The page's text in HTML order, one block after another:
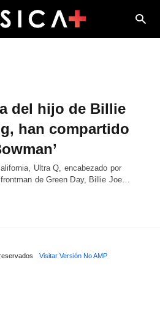
del hijo de Billie
han compartido
Ultra Q, encabezado por
de Green Day, Billie Joe…
Visitar Versión No AMP